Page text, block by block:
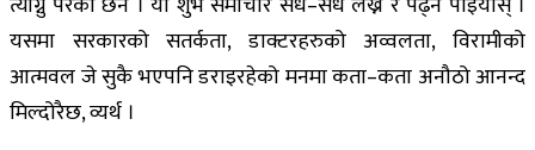
यसमा सरकारको सतर्कता, डाक्टरहरुको अव्वलता, विरामीको
आत्मवल जे सुकै भएपनि डराइरहेको मनमा कता–कता अनौठो आनन्द
मिल्दोरैछ, व्यर्थ ।